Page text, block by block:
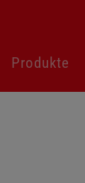
überspringen
Produkte